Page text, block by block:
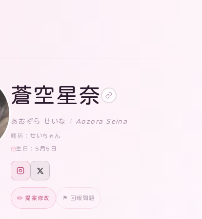
蒼空星奈
あおぞら せいな / Aozora Seina
暱稱： せいちゃん
生日： 5月5日
✏️ 提案修改 ⚑ 回報問題